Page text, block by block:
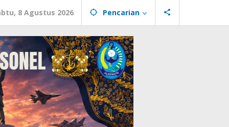
8 Agustus 2026 Pencarian